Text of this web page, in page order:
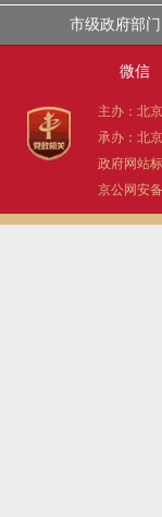
市级政府部
微信
主办：北
承办：北
政府网站
京公网安